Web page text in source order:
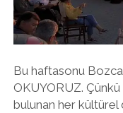
Bu haftasonu
OKUYORUZ.
bulunan her